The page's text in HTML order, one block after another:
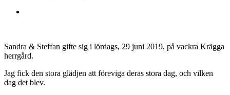
Sandra & Steffan gifte sig i lördags, 29 juni 2019, på vackra Krägga
herrgård.
Jag fick den stora glädjen att föreviga deras stora dag, och vilken
dag det blev.